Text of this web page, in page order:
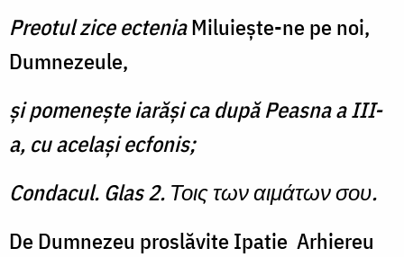
Preotul zice ecteniaMiluieşte-ne pe noi,
Dumnezeule,
şi pomeneşte iarăşi ca după Peasna a III-
a, cu acelaşi ecfonis;
Condacul. Glas 2. Τοις των αιμάτων σου.
De Dumnezeu proslăvite Ipatie Arhiereu